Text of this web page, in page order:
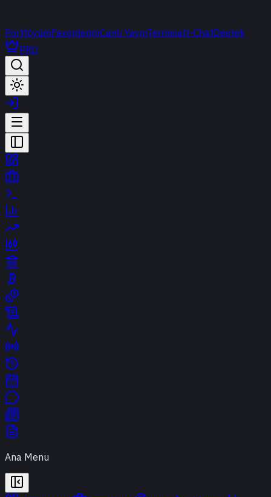
PortföyümFavorilerimCanlı YayınTerminalt-ChatDestek
PRO
Ana Menu